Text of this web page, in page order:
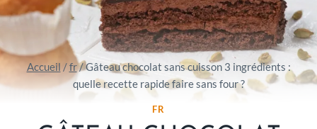
Accueil /fr/Gâteau chocolat sans cuisson 3 ingrédients :
quelle recette rapide faire sans four ?
FR